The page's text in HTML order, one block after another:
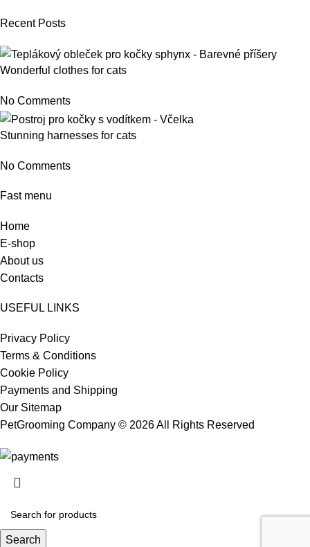
Recent Posts
Wonderful clothes for cats
No Comments
Stunning harnesses for cats
No Comments
Fast menu
Home
E-shop
About us
Contacts
USEFUL LINKS
Privacy Policy
Terms & Conditions
Cookie Policy
Payments and Shipping
Our Sitemap
PetGrooming Company © 2026 All Rights Reserved
Search